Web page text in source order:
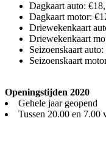
Dagkaart auto:
Dagkaart motor:
Driewekenkaart
Driewekenkaart
Seizoenskaart
Seizoenskaart
Openingstijden 2020
Gehele jaar geopend
Tussen 20.00 en 7.00